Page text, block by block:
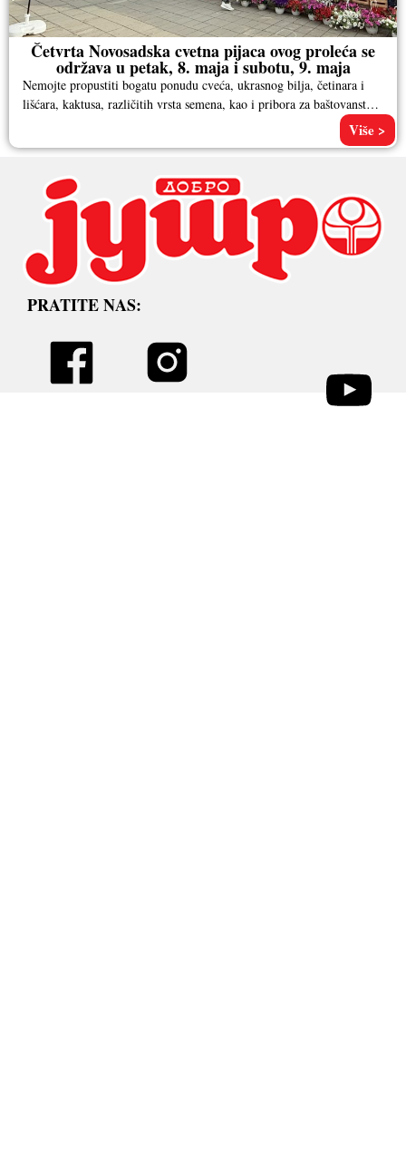
Četvrta Novosadska cvetna pijaca ovog proleća se
održava u petak, 8. maja i subotu, 9. maja
Nemojte propustiti bogatu ponudu cveća, ukrasnog bilja, četinara i
lišćara, kaktusa, različitih vrsta semena, kao i pribora za baštovanstvo.
Više >
PRATITE NAS: